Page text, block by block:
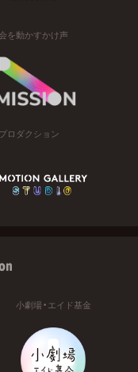
を動かすかけ声
プロダクション
小劇場・エイド基金